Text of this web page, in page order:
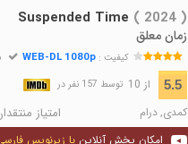
Suspended Time ( 2024 )
زمان معلق
کیفیت :WEB-DL 1080p
5.5 از 10 توسط 157 نفر در
کمدی,درام امتیاز
امکان پخش آنلاین با زیرنویس